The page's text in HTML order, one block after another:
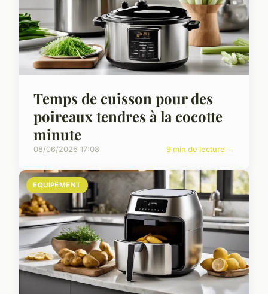
Temps de cuisson pour des
poireaux tendres à la cocotte
minute
08/06/2026 17:08 9 min de lecture →
EQUIPEMENT